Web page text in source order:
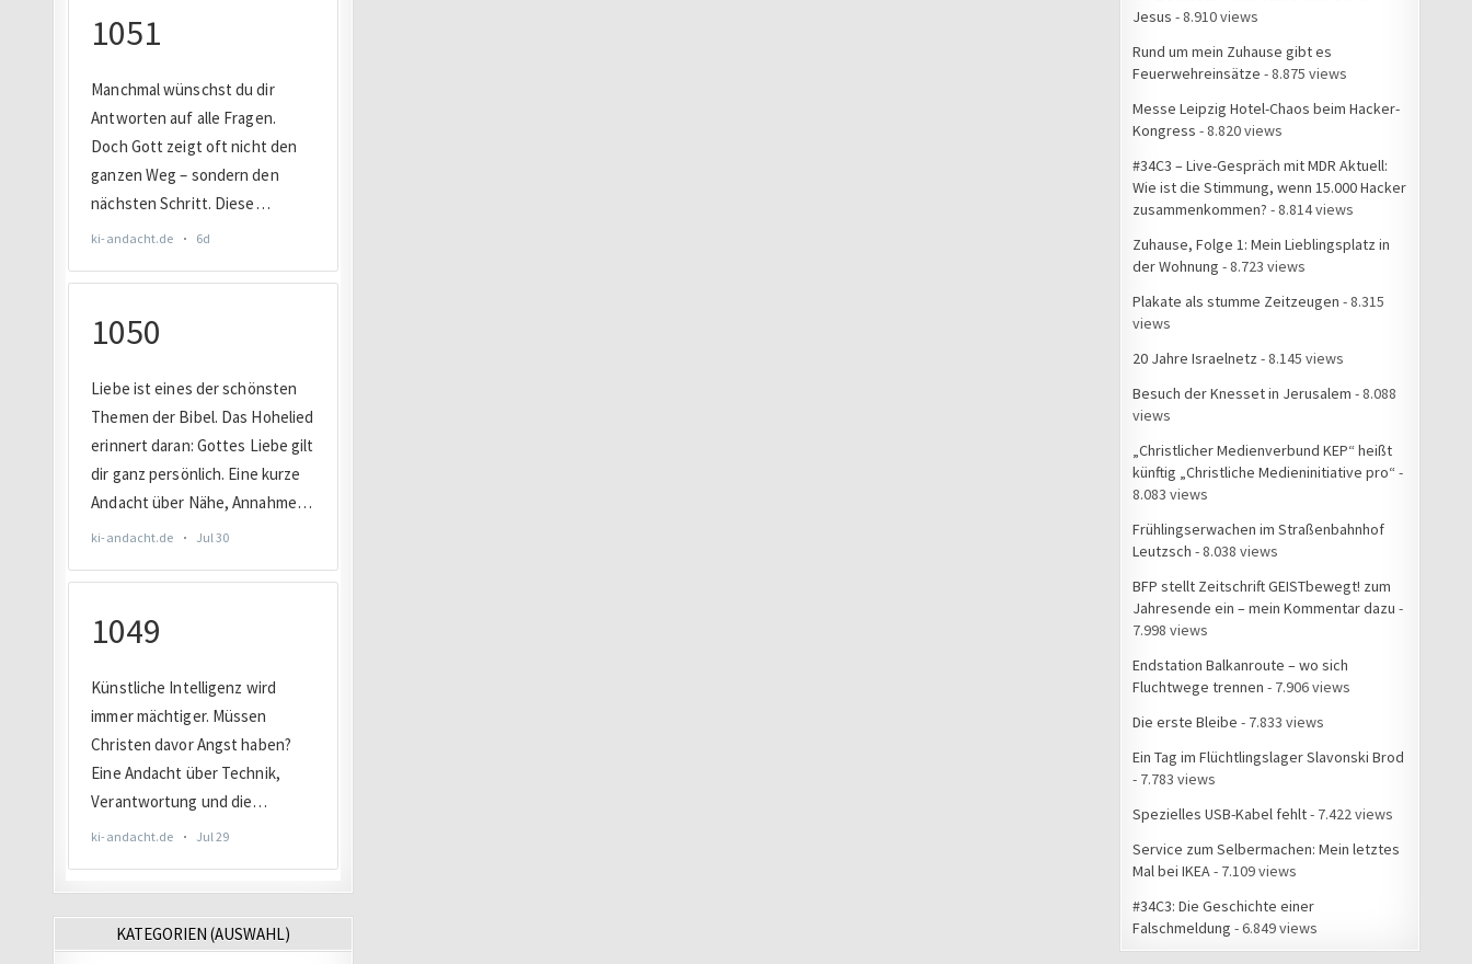
KATEGORIEN (AUSWAHL)
Jesus - 8.910 views
Rund um mein Zuhause gibt es
Feuerwehreinsätze - 8.875 views
Messe Leipzig Hotel-Chaos beim Hacker-
Kongress - 8.820 views
#34C3 – Live-Gespräch mit MDR Aktuell:
Wie ist die Stimmung, wenn 15.000 Hacker
zusammenkommen? - 8.814 views
Zuhause, Folge 1: Mein Lieblingsplatz in
der Wohnung - 8.723 views
Plakate als stumme Zeitzeugen - 8.315
views
20 Jahre Israelnetz - 8.145 views
Besuch der Knesset in Jerusalem - 8.088
views
„Christlicher Medienverbund KEP“ heißt
künftig „Christliche Medieninitiative pro“ -
8.083 views
Frühlingserwachen im Straßenbahnhof
Leutzsch - 8.038 views
BFP stellt Zeitschrift GEISTbewegt! zum
Jahresende ein – mein Kommentar dazu -
7.998 views
Endstation Balkanroute – wo sich
Fluchtwege trennen - 7.906 views
Die erste Bleibe - 7.833 views
Ein Tag im Flüchtlingslager Slavonski Brod
- 7.783 views
Spezielles USB-Kabel fehlt- 7.422 views
Service zum Selbermachen: Mein letztes
Mal bei IKEA- 7.109 views
#34C3: Die Geschichte einer
Falschmeldung - 6.849 views